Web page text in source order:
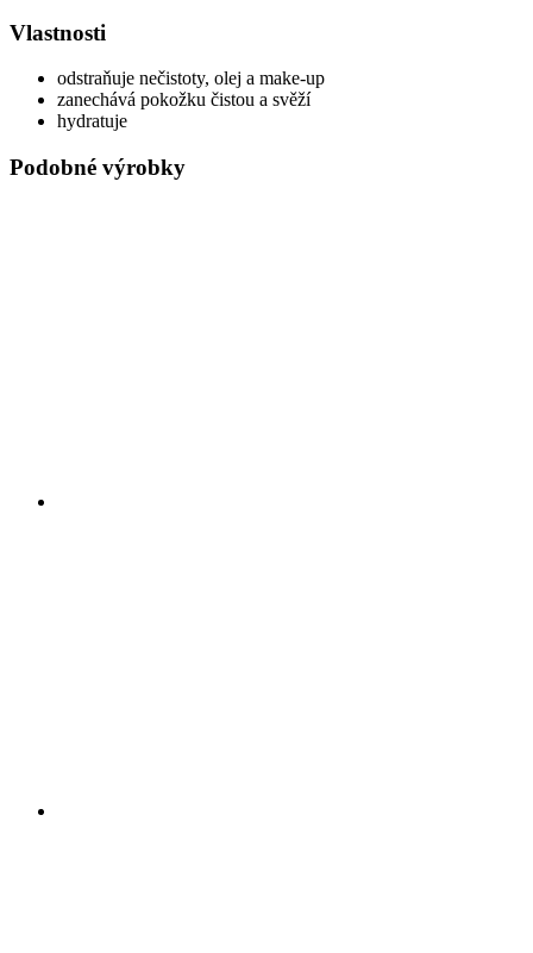
Vlastnosti
odstraňuje nečistoty, olej a make-up
zanechává pokožku čistou a svěží
hydratuje
Podobné výrobky